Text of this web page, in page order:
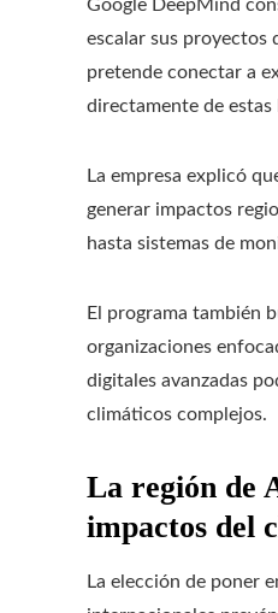
Google DeepMind
escalar sus proyectos
pretende conectar a
directamente de estas
La empresa explicó
generar impactos
hasta sistemas de
El programa también
organizaciones
digitales avanzadas
climáticos complejos.
La región de
impactos del
La elección de poner